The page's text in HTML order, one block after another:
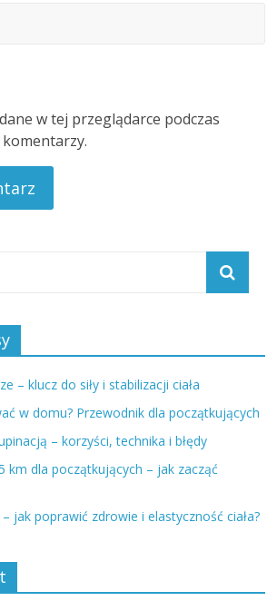
w tej przeglądarce podczas
– klucz do siły i stabilizacji ciała
w domu? Przewodnik dla początkujących
– korzyści, technika i błędy
km dla początkujących – jak zacząć
jak poprawić zdrowie i elastyczność ciała?